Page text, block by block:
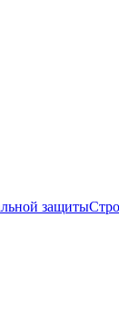
защиты